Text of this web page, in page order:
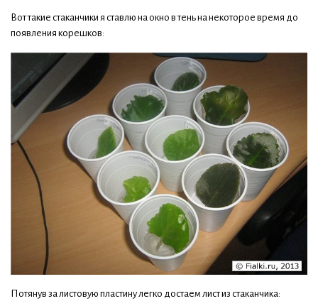
Вот такие стаканчики я ставлю на окно в тень на некоторое время до
появления корешков:
Потянув за листовую пластину легко достаем лист из стаканчика: